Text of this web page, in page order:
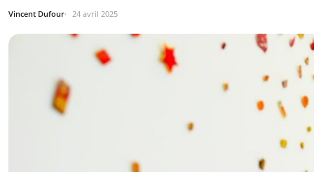
Vincent Dufour 24 avril 2025